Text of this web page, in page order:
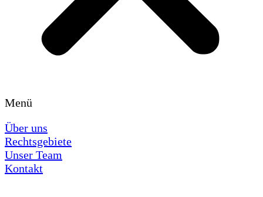
Menü
Über uns
Rechtsgebiete
Unser Team
Kontakt